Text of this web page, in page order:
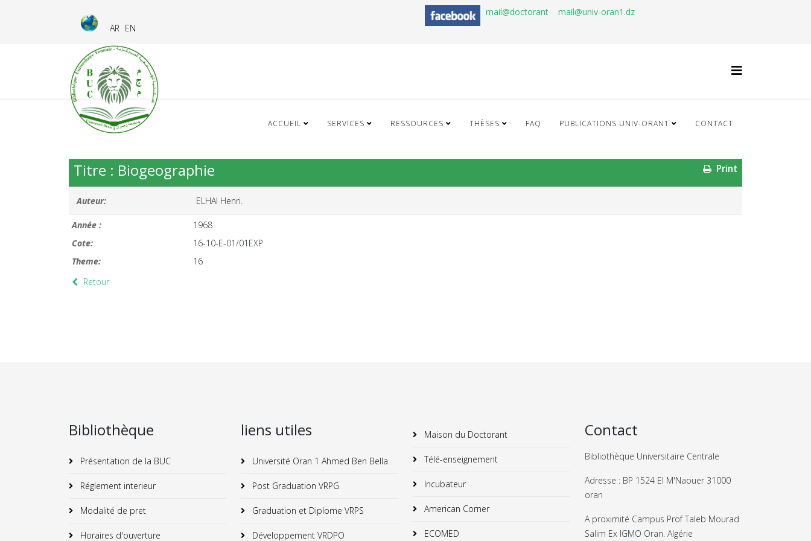
AR EN
mail@doctorant mail@univ-oran1.dz
ACCUEIL SERVICES RESSOURCES THÈSES FAQ PUBLICATIONS UNIV-ORAN1 CONTACT
Print
Titre : Biogeographie
Auteur: ELHAI Henri.
Année :
1968
Cote:
16-10-E-01/01EXP
Theme:
16
Retour
Bibliothèque
Présentation de la BUC
Réglement interieur
Modalité de pret
Horaires d'ouverture
liens utiles
Université Oran 1 Ahmed Ben Bella
Post Graduation VRPG
Graduation et Diplome VRPS
Développement VRDPO
Maison du Doctorant
Télé-enseignement
Incubateur
American Corner
ECOMED
Contact
Bibliothèque Universitaire Centrale
Adresse : BP 1524 El M'Naouer 31000
oran
A proximité Campus Prof Taleb Mourad
Salim Ex IGMO Oran. Algérie